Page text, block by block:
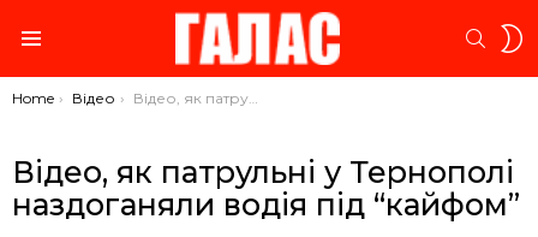
You are here:
Home Відео Відео, як патрульні у Тернополі наздоганяли водія під “кайфом”
Відео, як патрульні у Тернополі
наздоганяли водія під “кайфом”